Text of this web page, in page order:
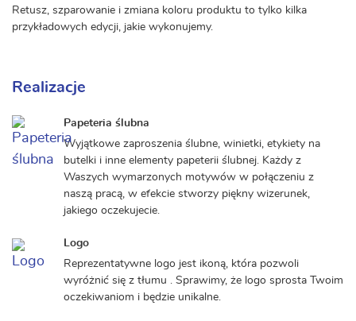
Retusz, szparowanie i zmiana koloru produktu to tylko kilka
przykładowych edycji, jakie wykonujemy.
Realizacje
Papeteria ślubna
Wyjątkowe zaproszenia ślubne, winietki, etykiety na
butelki i inne elementy papeterii ślubnej. Każdy z
Waszych wymarzonych motywów w połączeniu z
naszą pracą, w efekcie stworzy piękny wizerunek,
jakiego oczekujecie.
Logo
Reprezentatywne logo jest ikoną, która pozwoli
wyróżnić się z tłumu . Sprawimy, że logo sprosta Twoim
oczekiwaniom i będzie unikalne.​